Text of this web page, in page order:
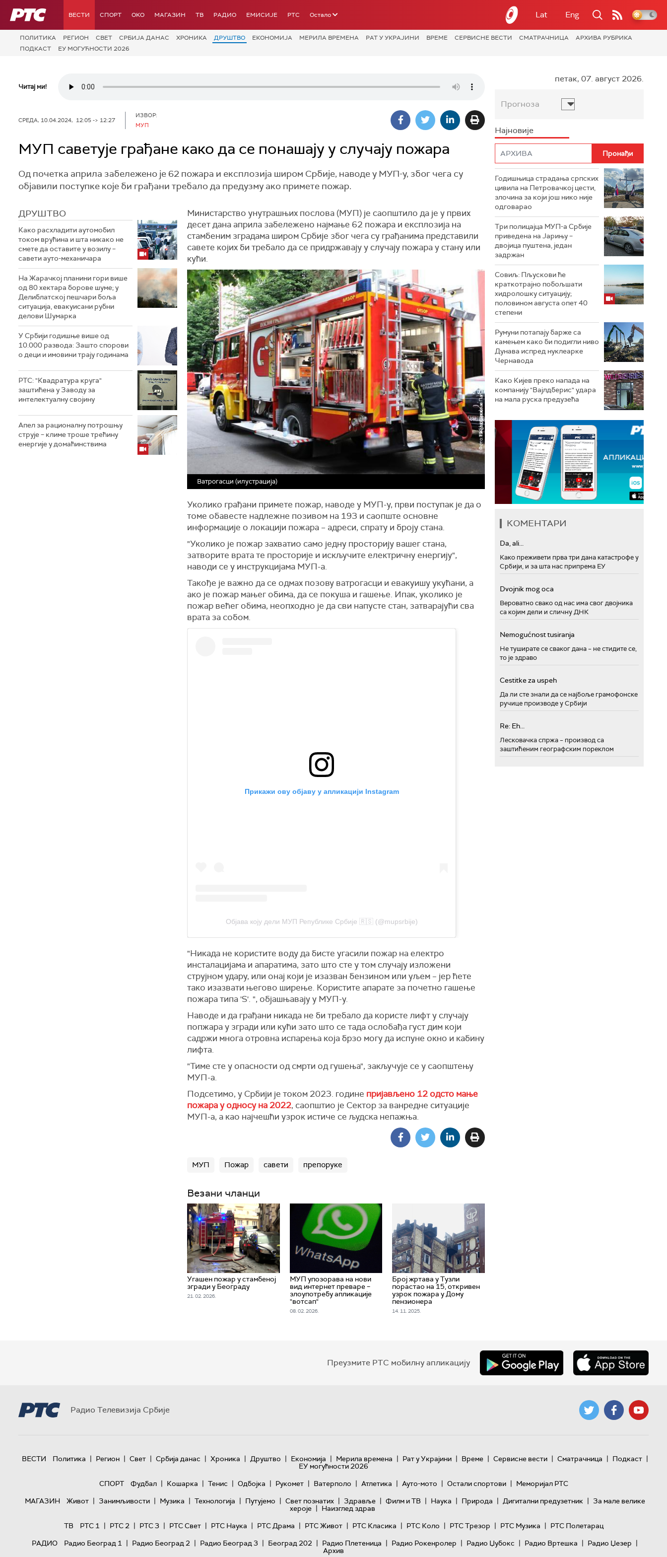
РТС ВЕСТИ СПОРТ OKO МАГАЗИН ТВ РАДИО ЕМИСИЈЕ РТС Остало Lat Eng
ПОЛИТИКА РЕГИОН СВЕТ СРБИЈА ДАНАС ХРОНИКА ДРУШТВО ЕКОНОМИЈА МЕРИЛА ВРЕМЕНА РАТ У УКРАЈИНИ ВРЕМЕ СЕРВИСНЕ ВЕСТИ СМАТРАЧНИЦА
АРХИВА РУБРИКА
ПОДКАСТ
ЕУ МОГУЋНОСТИ 2026
Читај ми!
СРЕДА, 10.04.2024, 12:05 -> 12:27
ИЗВОР:
МУП
МУП саветује грађане како да се понашају у случају пожара
Од почетка априла забележено је 62 пожара и експлозија широм Србије, наводе у МУП-у, због чега су
објавили поступке које би грађани требало да предузму ако примете пожар.
ДРУШТВО
Како расхладити аутомобил
током врућина и шта никако не
смете да оставите у возилу –
савети ауто-механичара
На Жарачкој планини гори више
од 80 хектара борове шуме; у
Делиблатској пешчари боља
ситуација, евакуисани рубни
делови Шумарка
У Србији годишње више од
10.000 развода: Зашто спорови
о деци и имовини трају годинама
РТС: "Квадратура круга"
заштићена у Заводу за
интелектуалну својину
Апел за рационалну потрошњу
струје – климе троше трећину
енергије у домаћинствима
Министарство унутрашњих послова (МУП) је саопштило да је у првих
десет дана априла забележено најмање 62 пожара и експлозија на
стамбеним зградама широм Србије због чега су грађанима представили
савете којих би требало да се придржавају у случају пожара у стану или
кући.
Ватрогасци (илустрација)
Уколико грађани примете пожар, наводе у МУП-у, први поступак је да о
томе обавесте надлежне позивом на 193 и саопште основне
информације о локацији пожара – адреси, спрату и броју стана.
"Уколико је пожар захватио само једну просторију вашег стана,
затворите врата те просторије и искључите електричну енергију",
наводи се у инструкцијама МУП-а.
Такође је важно да се одмах позову ватрогасци и евакуишу укућани, а
ако је пожар мањег обима, да се покуша и гашење. Ипак, уколико је
пожар већег обима, неопходно је да сви напусте стан, затварајући сва
врата за собом.
Прикажи ову објаву у апликацији Instagram
Објава коју дели МУП Републике Србије 🇷🇸 (@mupsrbije)
"Никада не користите воду да бисте угасили пожар на електро
инсталацијама и апаратима, зато што сте у том случају изложени
струјном удару, или онај који је изазван бензином или уљем – јер ћете
тако изазвати његово ширење. Користите апарате за почетно гашење
пожара типа 'S'. ", објашњавају у МУП-у.
Наводе и да грађани никада не би требало да користе лифт у случају
попжара у згради или кући зато што се тада ослобађа густ дим који
садржи многа отровна испарења која брзо могу да испуне окно и кабину
лифта.
"Тиме сте у опасности од смрти од гушења", закључује се у саопштењу
МУП-а.
Подсетимо, у Србији је током 2023. године пријављено 12 одсто мање
пожара у односу на 2022, саопштио је Сектор за ванредне ситуације
МУП-а, а као најчешћи узрок истиче се људска непажња.
МУП Пожар савети препоруке
Везани чланци
Угашен пожар у стамбеној
згради у Београду
21. 02. 2026.
МУП упозорава на нови
вид интернет преваре –
злоупотребу апликације
"вотсап"
08. 02. 2026.
Број жртава у Тузли
порастао на 15, откривен
узрок пожара у Дому
пензионера
14. 11. 2025.
петак, 07. август 2026.
Прогноза
Најновије
Годишњица страдања српских
цивила на Петровачкој цести,
злочина за који још нико није
одговарао
Три полицајца МУП-а Србије
приведена на Јарињу –
двојица пуштена, један
задржан
Совиљ: Пљускови ће
краткотрајно побољшати
хидролошку ситуацију;
половином августа опет 40
степени
Румуни потапају барже са
камењем како би подигли ниво
Дунава испред нуклеарке
Чернавода
Како Кијев преко напада на
компанију "Вајлдберис" удара
на мала руска предузећа
КОМЕНТАРИ
Da, ali...
Како преживети прва три дана катастрофе у
Србији, и за шта нас припрема ЕУ
Dvojnik mog oca
Вероватно свако од нас има свог двојника
са којим дели и сличну ДНК
Nemogućnost tusiranja
Не туширате се сваког дана – не стидите се,
то је здраво
Cestitke za uspeh
Да ли сте знали да се најбоље грамофонске
ручице производе у Србији
Re: Eh...
Лесковачка спржа – производ са
заштићеним географским пореклом
Преузмите РТС мобилну апликацију
Радио Телевизија Србије
ВЕСТИ Политика | Регион | Свет | Србија данас | Хроника | Друштво | Економија | Мерила времена | Рат у Украјини | Време | Сервисне вести | Сматрачница | Подкаст |
ЕУ могућности 2026
СПОРТ
Фудбал | Кошарка | Тенис | Одбојка | Рукомет | Ватерполо | Атлетика | Ауто-мото | Остали спортови | Меморијал РТС
МАГАЗИН
Живот | Занимљивости | Музика | Технологијa | Путујемо | Свет познатих | Здравље | Филм и ТВ | Наука | Природа | Дигитални предузетник | За мале велике
хероје | Наизглед здрав
ТВ
РТС 1 | РТС 2 | РТС 3 | РТС Свет | РТС Наука | РТС Драма | РТС Живот | РТС Класика | РТС Коло | РТС Трезор | РТС Музика | РТС Полетарац
РАДИО
Радио Београд 1 | Радио Београд 2 | Радио Београд 3 | Београд 202 | Радио Плетеница | Радио Рокенролер | Радио Џубокс | Радио Вртешка | Радио Џезер |
Архив